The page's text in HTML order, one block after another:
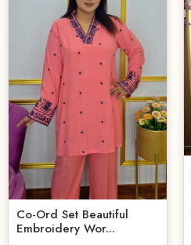
Co-Ord Set Beautiful
Embroidery Wor...